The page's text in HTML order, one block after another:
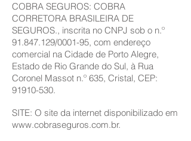
COBRA SEGUROS: COBRA
CORRETORA BRASILEIRA DE
SEGUROS., inscrita no CNPJ sob o n.º
91.847.129/0001-95, com endereço
comercial na Cidade de Porto Alegre,
Estado de Rio Grande do Sul, à Rua
Coronel Massot n.º 635, Cristal, CEP:
91910-530.
SITE: O site da internet disponibilizado em
www.cobraseguros.com.br.